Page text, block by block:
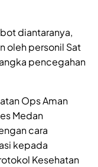
diantaranya,
oleh personil Sat
pencegahan
Ops Aman
Medan
cara
kepada
Kesehatan